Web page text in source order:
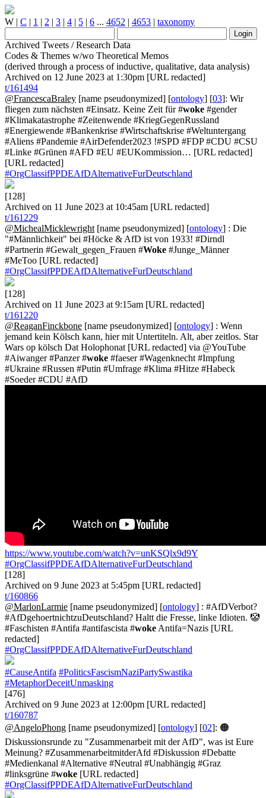
W | C | 1 | 2 | 3 | 4 | 5 | 6 ... 4652 | 4653 | taxonomy
Archived Tweets / Research Data
Codes & Themes w/wo Theoretical Memos
(derived through a process of inductive, qualitative, data analysis)
Archived on 12 June 2023 at 1:30pm [URL redacted]
t/161494
@FrancescaBraley [name pseudonymized] [ontology] [03]: Wir
fliegen zum nächsten #Einsatz. Keine Zeit für #woke #gender
#Klimakatastrophe #Zeitenwende #KriegGegenRussland
#Energiewende #Bankenkrise #Wirtschaftskrise #Weltuntergang
#Aliens #Pandemie #AirDefender2023 !#SPD #FDP #CDU #CSU
#Linke #Grünen #AFD #EU #EUKommission… [URL redacted]
[URL redacted]
#OrgClassifPPDEAfDAlternativeFurDeutschland
[128]
Archived on 11 June 2023 at 10:45am [URL redacted]
t/161229
@MichealMicklewright [name pseudonymized] [ontology] : Die
"#Männlichkeit" bei #Höcke & AfD ist von 1933! #Dirndl
#Partnerin #Gewalt_gegen_Frauen #Woke #Junge_Männer
#MeToo [URL redacted]
#OrgClassifPPDEAfDAlternativeFurDeutschland
[128]
Archived on 11 June 2023 at 9:15am [URL redacted]
t/161220
@ReaganFinckbone [name pseudonymized] [ontology] : Wenn
jemand kein Kölsch kann, hier mit Untertiteln. Alt, aber zeitlos. Star
Wars op kölsch Dat Holophonat [URL redacted] via @YouTube
#Aiwanger #Panzer #woke #faeser #Wagenknecht #Impfung
#Ukraine #Russen #Putin #Umfrage #Klima #Hitze #Habeck
#Soeder #CDU #AfD
https://www.youtube.com/watch?v=unKSQlx9d9Y
#OrgClassifPPDEAfDAlternativeFurDeutschland
[128]
Archived on 9 June 2023 at 5:45pm [URL redacted]
t/160866
@MarlonLarmie [name pseudonymized] [ontology] : #AfDVerbot?
#AfDgehoertnichtzuDeutschland? Haltt die Fresse, linke Idioten. 🤡
#Faschisten #Antifa #antifascista #woke Antifa=Nazis [URL
redacted]
#OrgClassifPPDEAfDAlternativeFurDeutschland
#CauseAntifa #PoliticsFascismNaziPartySwastika
#MetaphorDeceitUnmasking
[476]
Archived on 9 June 2023 at 12:00pm [URL redacted]
t/160787
@AngeloPhong [name pseudonymized] [ontology] [02]: 🟠
Diskussionsrunde zu "Zusammenarbeit mit der AfD", was ist Eure
Meinung? #ZusammenarbeitmitderAfd #Diskussion #Debatte
#Medienkanal #Alternative #Neutral #Unabhängig #Graz
#linksgrüne #woke [URL redacted]
#OrgClassifPPDEAfDAlternativeFurDeutschland